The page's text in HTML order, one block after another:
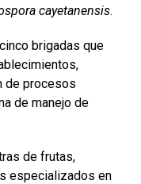
cayetanensis.
brigadas que
de procesos
de manejo de
de frutas,
especializados en